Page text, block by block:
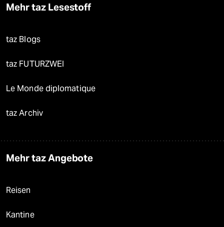
Mehr taz Lesestoff
taz Blogs
taz FUTURZWEI
Le Monde diplomatique
taz Archiv
Mehr taz Angebote
Reisen
Kantine